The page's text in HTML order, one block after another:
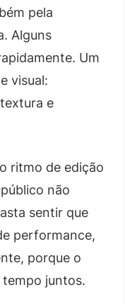
pela
Alguns
Um
visual:
e
ritmo de edição
não
sentir que
performance,
porque o
juntos.